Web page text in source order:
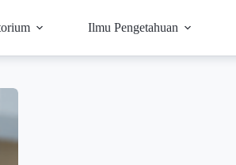
Ilmu Pengetahuan